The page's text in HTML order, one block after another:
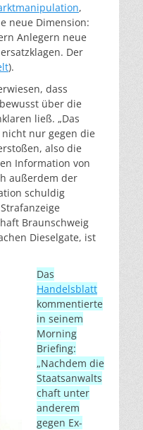
,
neue Dimension:
Anlegern neue
Der
).
dass
über die
ließ. „Das
nur gegen die
also die
Information von
außerdem der
schuldig
Braunschweig
Dieselgate, ist
Das
Handelsblatt
kommentierte
in seinem
Morning
Briefing:
„Nachdem die
Staatsanwalts
chaft unter
anderem
gegen Ex-